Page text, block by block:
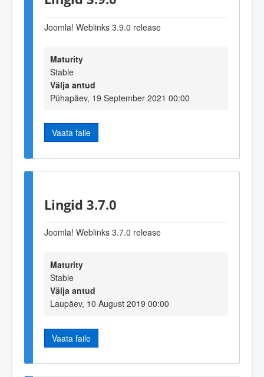
Joomla! Weblinks 3.9.0 release
Maturity
Stable
Välja antud
Pühapäev, 19 September 2021 00:00
Vaata faile
Lingid 3.7.0
Joomla! Weblinks 3.7.0 release
Maturity
Stable
Välja antud
Laupäev, 10 August 2019 00:00
Vaata faile